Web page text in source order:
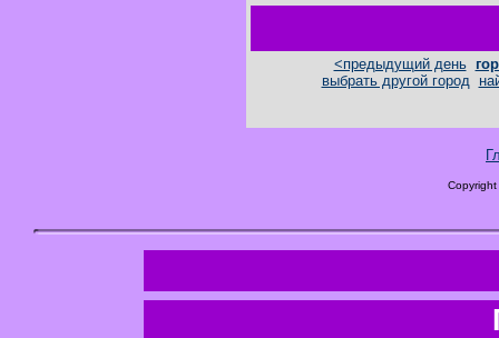
<предыдущий день
выбрать другой город